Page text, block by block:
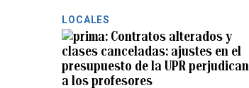
LOCALES
Contratos alterados y
clases canceladas: ajustes en el
presupuesto de la UPR perjudican
a los profesores